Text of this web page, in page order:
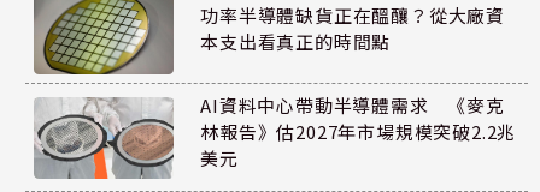
功率半導體缺貨正在醞釀？從大廠資
本支出看真正的時間點
AI資料中心帶動半導體需求 《麥克
林報告》估2027年市場規模突破2.2兆
美元